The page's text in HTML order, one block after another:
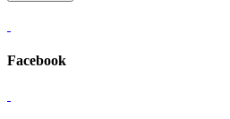
Facebook